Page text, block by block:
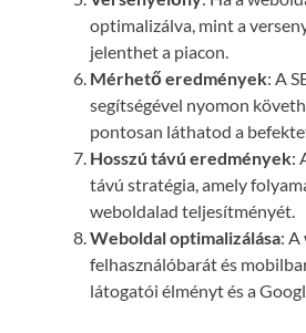
optimalizálva, mint a
jelenthet a piacon.
Mérhető eredmények: A
segítségével nyomon
pontosan láthatod a
Hosszú távú eredmények:
távú stratégia, amely
weboldalad teljesítményét.
Weboldal optimalizálása: A
felhasználóbarát és
látogatói élményt és a